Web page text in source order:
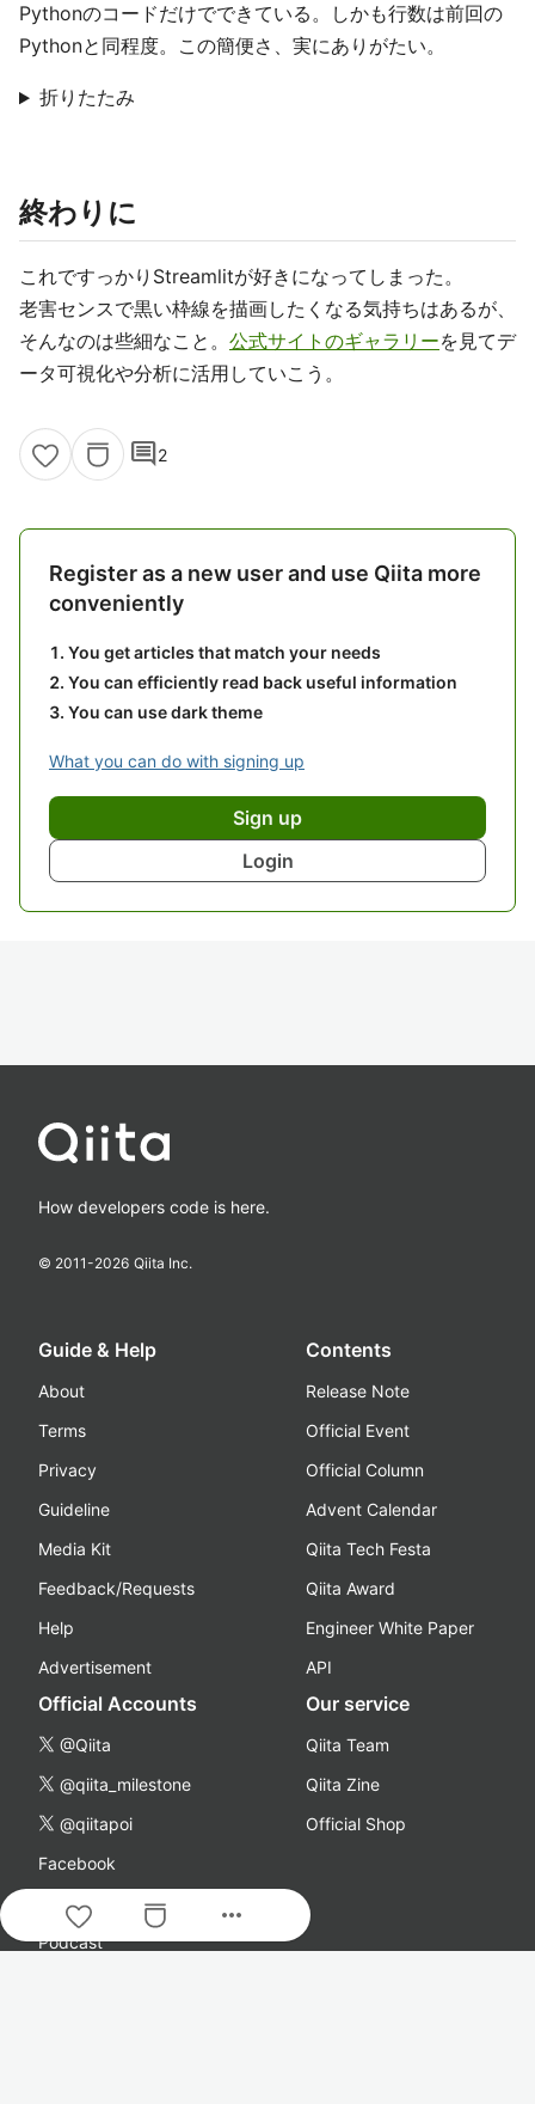
Pythonのコードだけでできている。しかも行数は前回の
Pythonと同程度。この簡便さ、実にありがたい。
折りたたみ
終わりに
これですっかりStreamlitが好きになってしまった。
老害センスで黒い枠線を描画したくなる気持ちはあるが、
そんなのは些細なこと。 公式サイトのギャラリーを見てデ
ータ可視化や分析に活用していこう。
comment2
Register as a new user and use Qiita more
conveniently
You get articles that match your needs
You can efficiently read back useful information
You can use dark theme
What you can do with signing up
Sign up
Login
more_horiz
How developers code is here.
© 2011-2026 Qiita Inc.
Guide & Help
About
Terms
Privacy
Guideline
Media Kit
Feedback/Requests
Help
Advertisement
Contents
Release Note
Official Event
Official Column
Advent Calendar
Qiita Tech Festa
Qiita Award
Engineer White Paper
API
Official Accounts
@Qiita
@qiita_milestone
@qiitapoi
Facebook
YouTube
Podcast
Our service
Qiita Team
Qiita Zine
Official Shop